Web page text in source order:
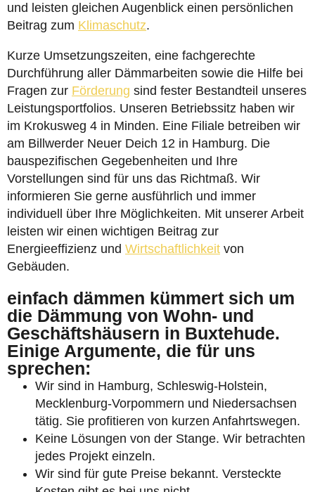
und leisten gleichen Augenblick einen persönlichen
Beitrag zum Klimaschutz.
Kurze Umsetzungszeiten, eine fachgerechte
Durchführung aller Dämmarbeiten sowie die Hilfe bei
Fragen zur Förderung sind fester Bestandteil unseres
Leistungsportfolios. Unseren Betriebssitz haben wir
im Krokusweg 4 in Minden. Eine Filiale betreiben wir
am Billwerder Neuer Deich 12 in Hamburg. Die
bauspezifischen Gegebenheiten und Ihre
Vorstellungen sind für uns das Richtmaß. Wir
informieren Sie gerne ausführlich und immer
individuell über Ihre Möglichkeiten. Mit unserer Arbeit
leisten wir einen wichtigen Beitrag zur
Energieeffizienz und Wirtschaftlichkeit von
Gebäuden.
einfach dämmen kümmert sich um
die Dämmung von Wohn- und
Geschäftshäusern in Buxtehude.
Einige Argumente, die für uns
sprechen:
Wir sind in Hamburg, Schleswig-Holstein,
Mecklenburg-Vorpommern und Niedersachsen
tätig. Sie profitieren von kurzen Anfahrtswegen.
Keine Lösungen von der Stange. Wir betrachten
jedes Projekt einzeln.
Wir sind für gute Preise bekannt. Versteckte